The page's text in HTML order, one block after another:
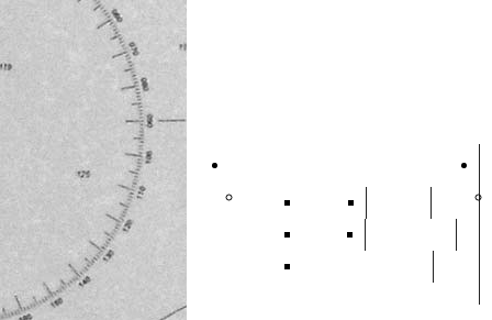
Calcio
Volley